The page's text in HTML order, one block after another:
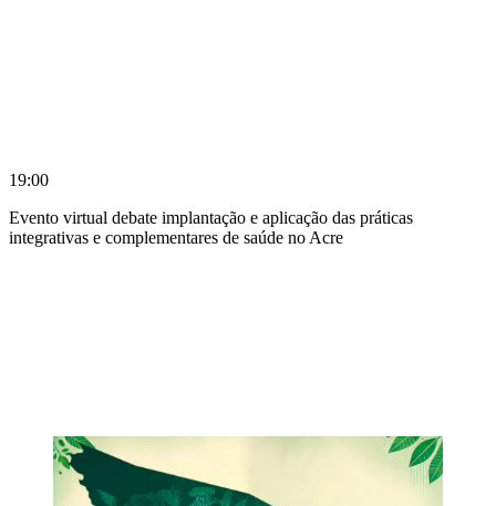
19:00
Evento virtual debate implantação e aplicação das práticas
integrativas e complementares de saúde no Acre